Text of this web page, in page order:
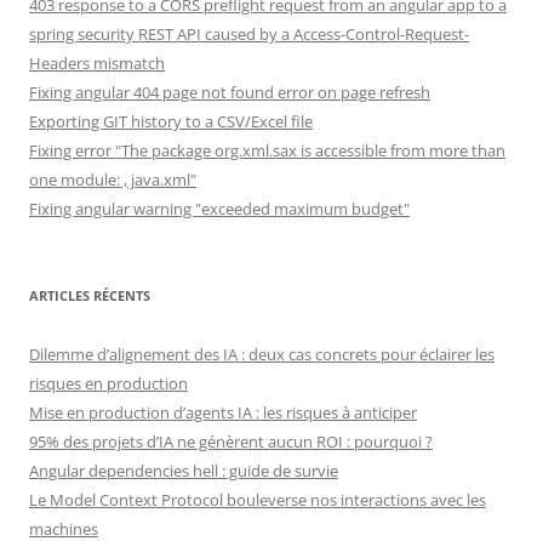
403 response to a CORS preflight request from an angular app to a
spring security REST API caused by a Access-Control-Request-
Headers mismatch
Fixing angular 404 page not found error on page refresh
Exporting GIT history to a CSV/Excel file
Fixing error "The package org.xml.sax is accessible from more than
one module: , java.xml"
Fixing angular warning "exceeded maximum budget"
ARTICLES RÉCENTS
Dilemme d’alignement des IA : deux cas concrets pour éclairer les
risques en production
Mise en production d’agents IA : les risques à anticiper
95% des projets d’IA ne génèrent aucun ROI : pourquoi ?
Angular dependencies hell : guide de survie
Le Model Context Protocol bouleverse nos interactions avec les
machines